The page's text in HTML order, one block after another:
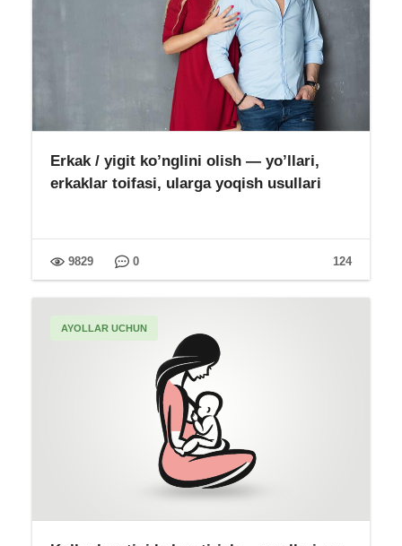
Erkak / yigit ko’nglini olish — yo’llari,
erkaklar toifasi, ularga yoqish usullari
124
9829 0
AYOLLAR UCHUN